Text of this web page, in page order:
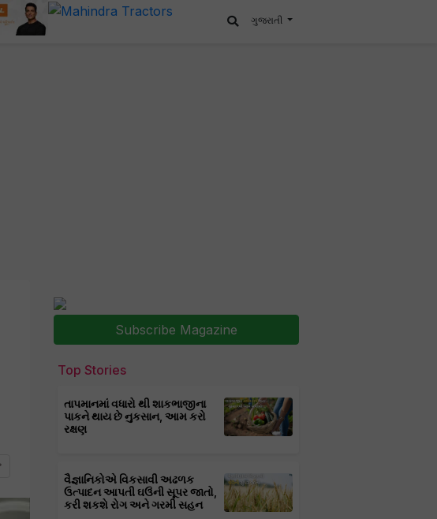
ગુજરાતી
Subscribe Magazine
Top Stories
તાપમાનમાં વધારો થી શાકભાજીના
પાકને થાય છે નુકસાન, આમ કરો
રક્ષણ
વૈજ્ઞાનિકોએ વિકસાવી અઢળક
ઉત્પાદન આપતી ઘઉંની સૂપર જાતો,
કરી શકશે રોગ અને ગરમી સહન